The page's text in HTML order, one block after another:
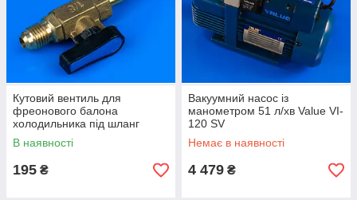
Кутовий вентиль для
фреонового балона
холодильника під шланг
В наявності
195 ₴
Вакуумний насос із
манометром 51 л/хв Value VI-
120 SV
Немає в наявності
4 479 ₴